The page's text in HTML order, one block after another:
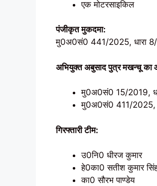
एक मोटरसाइकिल
पंजीकृत मुकदमा:
मु0अ0सं0 441/2025, धारा
अभियुक्त अबुसाद पुत्र मखन्चू का
मु0अ0सं0 15/2019,
मु0अ0सं0 411/2025,
गिरफ्तारी टीम:
उ0नि0 धीरज कुमार
हे0का0 सतीश कुमार
का0 सौरभ पाण्डेय